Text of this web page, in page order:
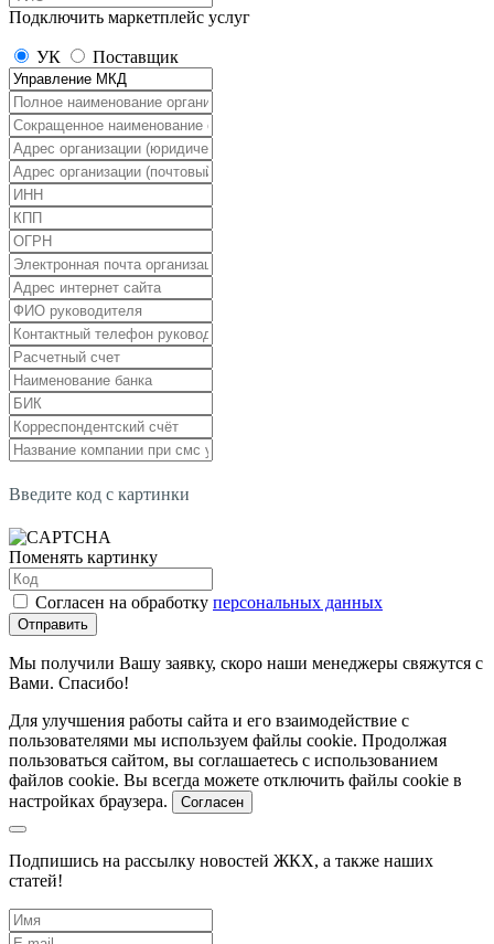
Подключить маркетплейс услуг
УК Поставщик
Введите код с картинки
Поменять картинку
Согласен на обработку персональных данных
Отправить
Мы получили Вашу заявку, скоро наши менеджеры свяжутся с
Вами. Спасибо!
Для улучшения работы сайта и его взаимодействие с
пользователями мы используем файлы cookie. Продолжая
пользоваться сайтом, вы соглашаетесь с использованием
файлов cookie. Вы всегда можете отключить файлы cookie в
настройках браузера.
Согласен
Подпишись на рассылку новостей ЖКХ, а также наших
статей!